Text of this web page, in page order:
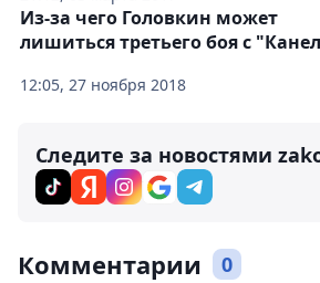
12:05, 27 ноября 2018
Из-за чего Головкин может
лишиться третьего боя с
Следите за новостями
Комментарии 0